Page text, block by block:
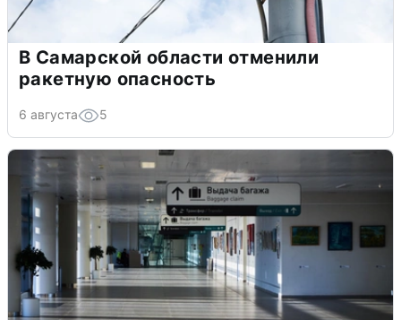
В Самарской области отменили
ракетную опасность
6 августа 5